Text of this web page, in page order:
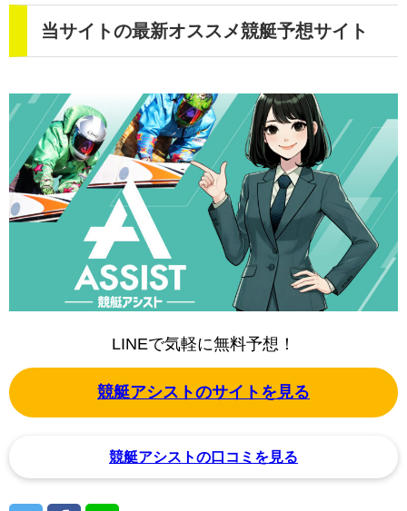
当サイトの最新オススメ競艇予想サイト
LINEで気軽に無料予想！
競艇アシストのサイトを見る
競艇アシストの口コミを見る